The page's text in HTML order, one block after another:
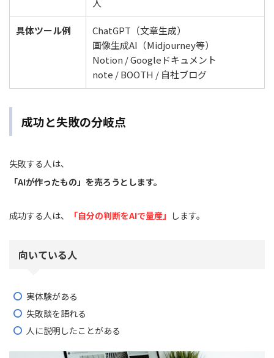
人
具体ツール例
ChatGPT（文章生成）
画像生成AI（Midjourney等）
Notion / Googleドキュメント
note / BOOTH / 自社ブログ
成功と失敗の分岐点
失敗する人は、
「AIが作ったもの」を売ろうとします。
成功する人は、 「自分の判断をAIで量産」 します。
向いている人
実体験がある
失敗談を語れる
人に説明したことがある